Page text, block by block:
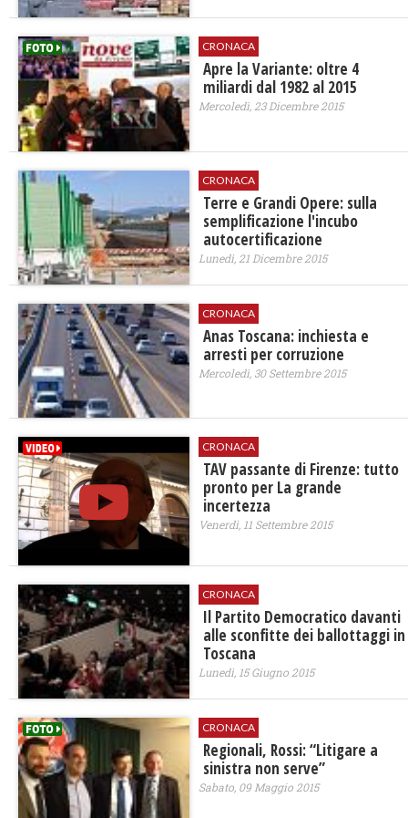
CRONACA
Apre la Variante: oltre 4
miliardi dal 1982 al 2015
Mercoledì, 23 Dicembre 2015
CRONACA
​Terre e Grandi Opere: sulla
semplificazione l'incubo
autocertificazione
Lunedì, 21 Dicembre 2015
CRONACA
Anas Toscana: inchiesta e
arresti per corruzione
Mercoledì, 30 Settembre 2015
CRONACA
TAV passante di Firenze: tutto
pronto per La grande
incertezza
Venerdì, 11 Settembre 2015
CRONACA
Il Partito Democratico davanti
alle sconfitte dei ballottaggi in
Toscana
Lunedì, 15 Giugno 2015
CRONACA
Regionali, Rossi: “Litigare a
sinistra non serve”
Sabato, 09 Maggio 2015